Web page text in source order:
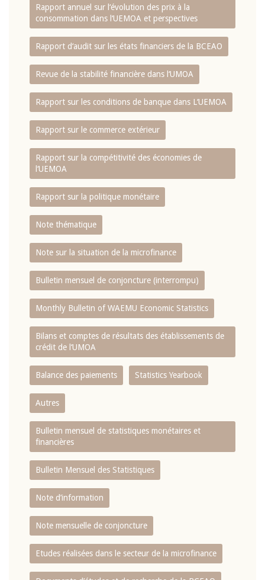
Rapport annuel sur l‘évolution des prix à la
consommation dans l‘UEMOA et perspectives
Rapport d‘audit sur les états financiers de la BCEAO
Revue de la stabilité financière dans l‘UMOA
Rapport sur les conditions de banque dans L‘UEMOA
Rapport sur le commerce extérieur
Rapport sur la compétitivité des économies de
l‘UEMOA
Rapport sur la politique monétaire
Note thématique
Note sur la situation de la microfinance
Bulletin mensuel de conjoncture (interrompu)
Monthly Bulletin of WAEMU Economic Statistics
Bilans et comptes de résultats des établissements de
crédit de l‘UMOA
Balance des paiements Statistics Yearbook
Autres
Bulletin mensuel de statistiques monétaires et
financières
Bulletin Mensuel des Statistiques
Note d’information
Note mensuelle de conjoncture
Etudes réalisées dans le secteur de la microfinance